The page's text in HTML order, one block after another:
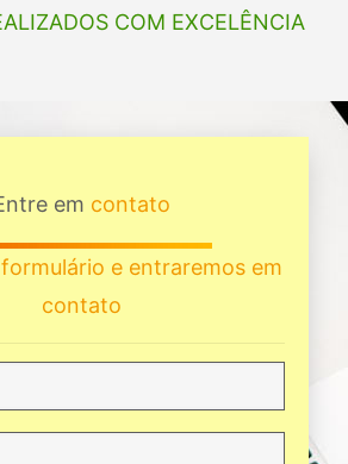
COM EXCELÊNCIA
em contato
e entraremos em
contato